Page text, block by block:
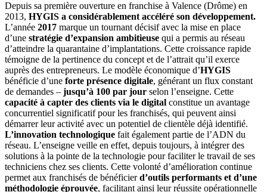
Depuis sa première ouverture en franchise à Valence (Drôme) en
2013, HYGIS a considérablement accéléré son développement.
L’année 2017 marque un tournant décisif avec la mise en place
d’une stratégie d’expansion ambitieuse qui a permis au réseau
d’atteindre la quarantaine d’implantations. Cette croissance rapide
témoigne de la pertinence du concept et de l’attrait qu’il exerce
auprès des entrepreneurs. Le modèle économique d’HYGIS
bénéficie d’une forte présence digitale, générant un flux constant
de demandes – jusqu’à 100 par jour selon l’enseigne. Cette
capacité à capter des clients via le digital constitue un avantage
concurrentiel significatif pour les franchisés, qui peuvent ainsi
démarrer leur activité avec un potentiel de clientèle déjà identifié.
L’innovation technologique fait également partie de l’ADN du
réseau. L’enseigne veille en effet, depuis toujours, à intégrer des
solutions à la pointe de la technologie pour faciliter le travail de ses
techniciens chez ses clients. Cette volonté d’amélioration continue
permet aux franchisés de bénéficierd’outils performants et d’une
méthodologie éprouvée, facilitant ainsi leur réussite opérationnelle